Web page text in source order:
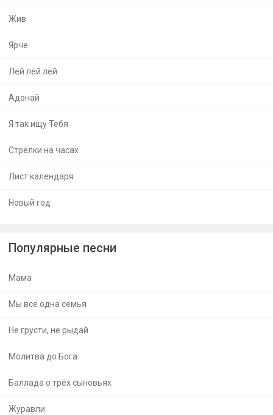
Жив
Ярче
Лей лей лей
Адонай
Я так ищу Тебя
Стрелки на часах
Лист календаря
Новый год
Популярные песни
Мама
Мы все одна семья
Не грусти, не рыдай
Молитва до Бога
Баллада о трёх сыновьях
Журавли